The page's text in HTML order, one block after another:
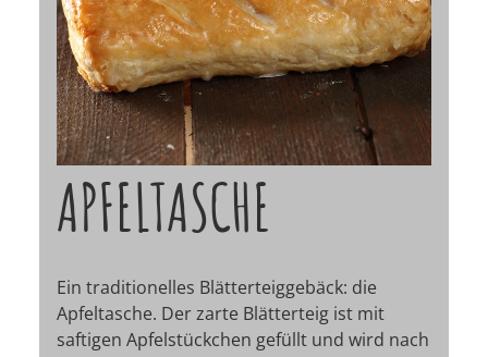
APFELTASCHE
Ein traditionelles Blätterteiggebäck: die
Apfeltasche. Der zarte Blätterteig ist mit
saftigen Apfelstückchen gefüllt und wird nach